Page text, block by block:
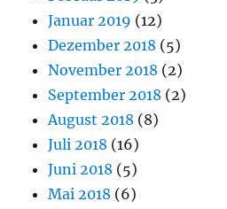
Januar 2019 (12)
Dezember 2018 (5)
November 2018 (2)
September 2018 (2)
August 2018 (8)
Juli 2018 (16)
Juni 2018 (5)
Mai 2018 (6)